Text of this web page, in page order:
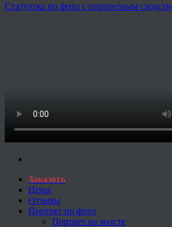
Статуэтка по фото с портретным
Заказать
Цены
Отзывы
Портрет по фото
Портрет на холсте